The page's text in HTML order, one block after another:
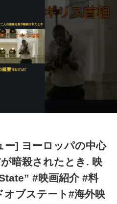
ー] ヨーロッパの中心
暗殺されたとき. 映
#映画紹介 #料
ブステート#海外映